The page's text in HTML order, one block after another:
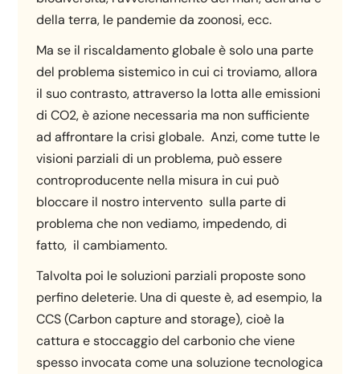
della terra, le pandemie da zoonosi, ecc.
Ma se il riscaldamento globale è solo una parte
del problema sistemico in cui ci troviamo, allora
il suo contrasto, attraverso la lotta alle emissioni
di CO2, è azione necessaria ma non sufficiente
ad affrontare la crisi globale. Anzi, come tutte le
visioni parziali di un problema, può essere
controproducente nella misura in cui può
bloccare il nostro intervento sulla parte di
problema che non vediamo, impedendo, di
fatto, il cambiamento.
Talvolta poi le soluzioni parziali proposte sono
perfino deleterie. Una di queste è, ad esempio, la
CCS (Carbon capture and storage), cioè la
cattura e stoccaggio del carbonio che viene
spesso invocata come una soluzione tecnologica